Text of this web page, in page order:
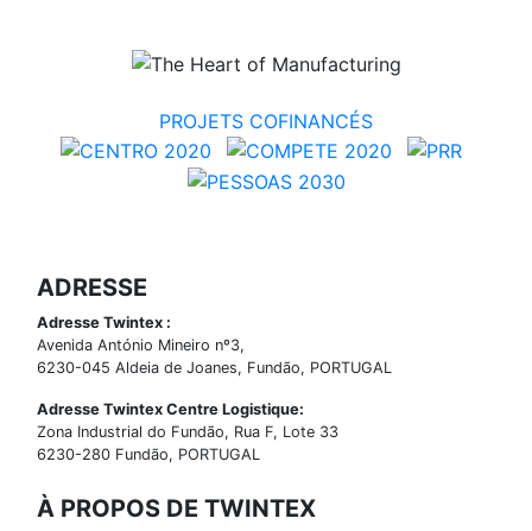
PROJETS COFINANCÉS
ADRESSE
Adresse Twintex :
Avenida António Mineiro nº3,
6230-045 Aldeia de Joanes, Fundão, PORTUGAL
Adresse Twintex Centre Logistique:
Zona Industrial do Fundão, Rua F, Lote 33
6230-280 Fundão, PORTUGAL
À PROPOS DE TWINTEX